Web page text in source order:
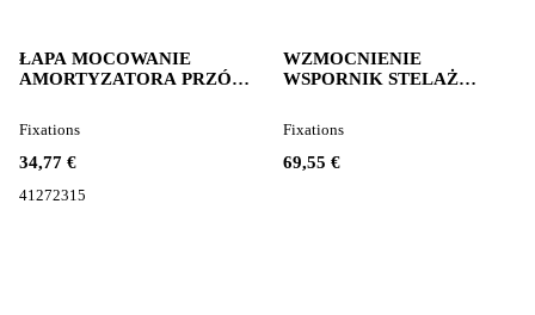
ŁAPA MOCOWANIE
AMORTYZATORA PRZÓD
34,77 €
Fixations
41272315
WZMOCNIENIE
WSPORNIK STELAŻ
Benz ACTROS
69,55 €
Fixations